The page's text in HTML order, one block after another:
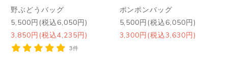
野ぶどうバッグ
5,500円(税込6,050円)
3,850円(税込4,235円)
3件
ポンポンバッグ
5,500円(税込6,050円)
3,300円(税込3,630円)